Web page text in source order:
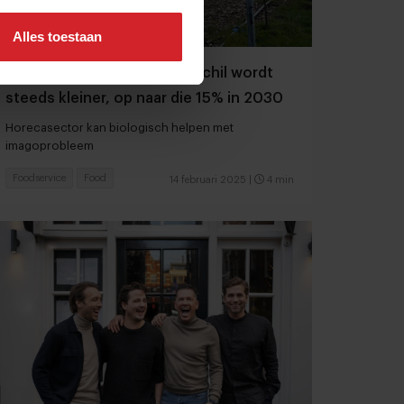
Alles toestaan
Bio is gezonder en prijsverschil wordt
steeds kleiner, op naar die 15% in 2030
Horecasector kan biologisch helpen met
imagoprobleem
14 februari 2025 4 min
Foodservice